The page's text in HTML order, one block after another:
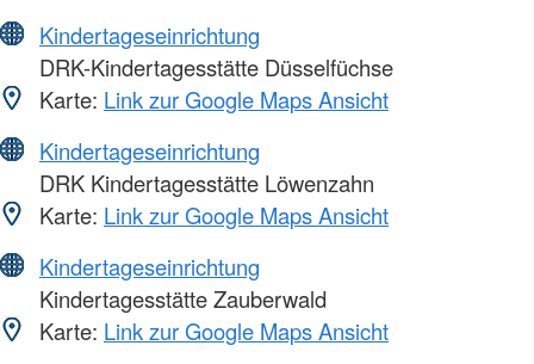
Kindertageseinrichtung
DRK-Kindertagesstätte Düsselfüchse
Karte: Link zur Google Maps Ansicht
Kindertageseinrichtung
DRK Kindertagesstätte Löwenzahn
Karte: Link zur Google Maps Ansicht
Kindertageseinrichtung
Kindertagesstätte Zauberwald
Karte: Link zur Google Maps Ansicht